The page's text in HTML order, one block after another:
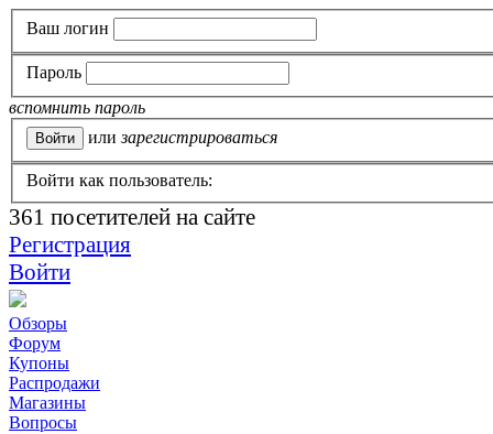
Ваш логин
Пароль
вспомнить пароль
или зарегистрироваться
Войти как пользователь:
361 посетителей на сайте
Регистрация
Войти
Обзоры
Форум
Купоны
Распродажи
Магазины
Вопросы